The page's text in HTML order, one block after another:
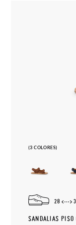
(3 COLORES)
28
SANDALIAS PISO